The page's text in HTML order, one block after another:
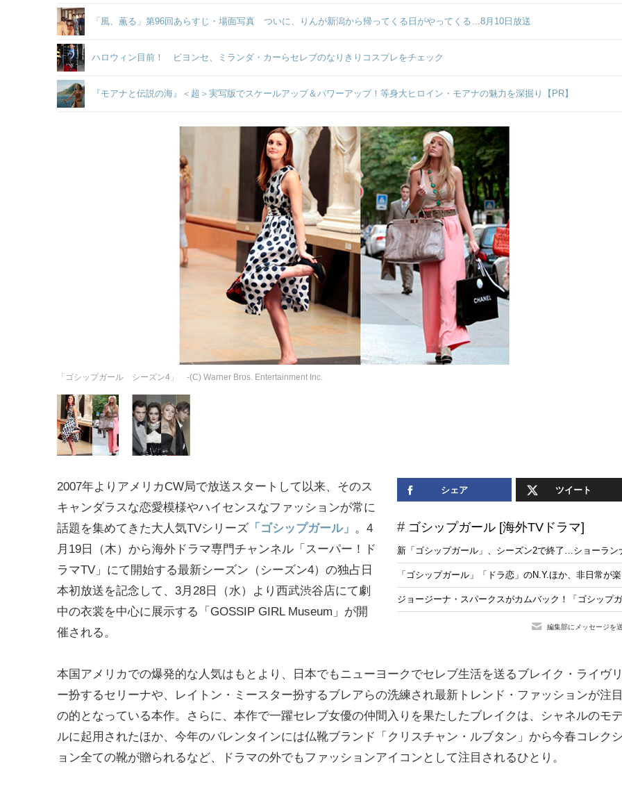
「風、薫る」第96回あらすじ・場面写真 ついに、りんが新潟から帰ってくる日がやってくる…8月10日放送
ハロウィン目前！ ビヨンセ、ミランダ・カーらセレブのなりきりコスプレをチェック
『モアナと伝説の海』＜超＞実写版でスケールアップ＆パワーアップ！等身大ヒロイン・モアナの魅力を深掘り【PR】
「ゴシップガール シーズン4」 -(C) Warner Bros. Entertainment Inc.
シェア ツイート
ゴシップガール [海外TVドラマ]
新「ゴシップガール」、シーズン2で終了…ショーラ
「ゴシップガール」「ドラ恋」のN.Y.ほか、非日常が
ジョージーナ・スパークスがカムバック！「ゴシップ
編集部にメッセージを
2007年よりアメリカCW局で放送スタートして以来、そのス
キャンダラスな恋愛模様やハイセンスなファッションが常に
話題を集めてきた大人気TVシリーズ 「ゴシップガール」 。4
月19日（木）から海外ドラマ専門チャンネル「スーパー！ド
ラマTV」にて開始する最新シーズン（シーズン4）の独占日
本初放送を記念して、3月28日（水）より西武渋谷店にて劇
中の衣裳を中心に展示する「GOSSIP GIRL Museum」が開
催される。
本国アメリカでの爆発的な人気はもとより、日本でもニューヨークでセレブ生活を送るブレイク・ライヴ
ー扮するセリーナや、レイトン・ミースター扮するブレアらの洗練され最新トレンド・ファッションが注
の的となっている本作。さらに、本作で一躍セレブ女優の仲間入りを果たしたブレイクは、シャネルのモ
ルに起用されたほか、今年のバレンタインには仏靴ブランド「クリスチャン・ルブタン」から今春コレク
ョン全ての靴が贈られるなど、ドラマの外でもファッションアイコンとして注目されるひとり。